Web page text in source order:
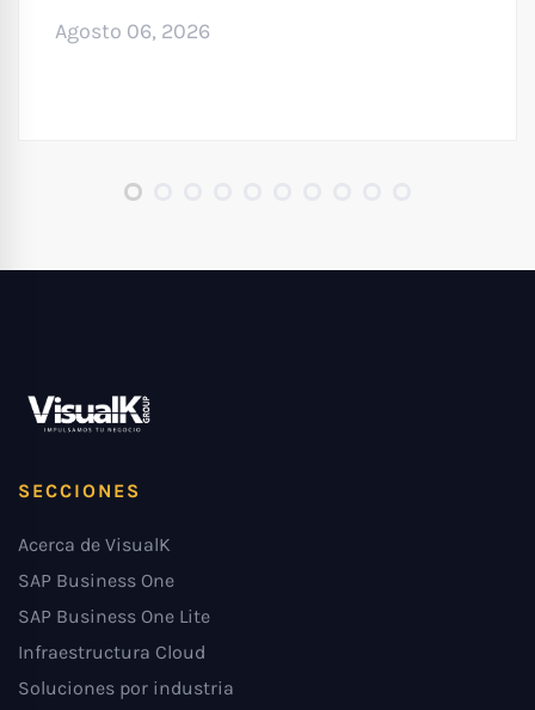
Agosto 06, 2026
SECCIONES
Acerca de VisualK
SAP Business One
SAP Business One Lite
Infraestructura Cloud
Soluciones por industria